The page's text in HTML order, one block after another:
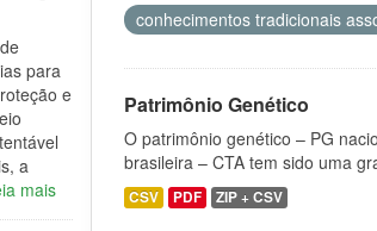
conhecimentos tradicionais
Patrimônio Genético
O patrimônio genético – PG
brasileira – CTA tem sido uma
CSV PDF ZIP + CSV
para
e
a
mais